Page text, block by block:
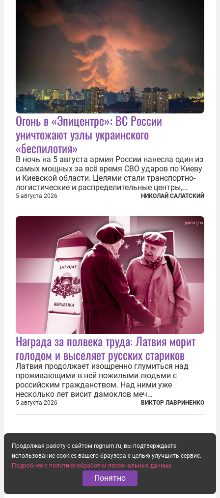
Огонь в «Эпицентре»: ВС России
уничтожают узлы украинского
«беспилотия»
В ночь на 5 августа армия России нанесла один из
самых мощных за всё время СВО ударов по Киеву
и Киевской области. Целями стали транспортно-
логистические и распределительные центры,
которые ВСУ использовали для хранения и
доставки вооружений и грузов военного
назначения. Атака также «накрыла»...
5 августа 2026 НИКОЛАЙ САЛАТСКИЙ
Награда за полвека труда: Латвия морит
голодом и выселяет русских стариков
Латвия продолжает изощренно глумиться над
проживающими в ней пожилыми людьми с
российским гражданством. Над ними уже
несколько лет висит дамоклов меч
насильственного выдворения. Некоторых уже
депортировали, а многие уехали сами, не
людей, проваливших...
5 августа 2026 ВИКТОР ЛАВРИНЕНКО
Продолжая работу с сайтом regnum.ru, вы подтверждаете
использование cookies вашего браузера с целью улучшить сервис.
Подробнее о политике обработки персональных данных
Понятно